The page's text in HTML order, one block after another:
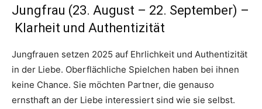
Jungfrau (23. August – 22. September) –
Klarheit und Authentizität
Jungfrauen setzen 2025 auf Ehrlichkeit und Authentizität
in der Liebe. Oberflächliche Spielchen haben bei ihnen
keine Chance. Sie möchten Partner, die genauso
ernsthaft an der Liebe interessiert sind wie sie selbst.